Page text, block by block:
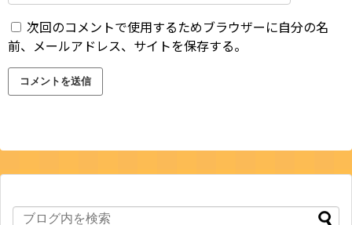
次回のコメントで使用するためブラウザーに自分の名
前、メールアドレス、サイトを保存する。